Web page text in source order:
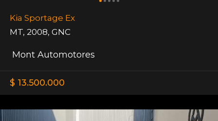
Kia Sportage Ex
MT, 2008, GNC
Mont Automotores
$ 13.500.000